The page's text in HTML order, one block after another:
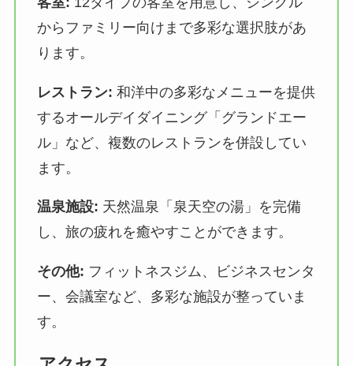
からファミリー向けまで多彩な選択肢があ
ります。
レストラン: 和洋中の多彩なメニューを提供
するオールデイダイニング「グランドエー
ル」など、複数のレストランを併設してい
ます。
温泉施設: 天然温泉「泉天空の湯」を完備
し、旅の疲れを癒やすことができます。
その他: フィットネスジム、ビジネスセンタ
ー、会議室など、多彩な施設が整っていま
す。